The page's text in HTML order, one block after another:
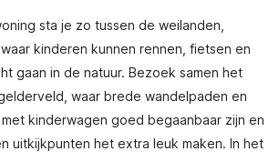
sta je zo tussen de weilanden,
kinderen kunnen rennen, fietsen en
gaan in de natuur. Bezoek samen het
waar brede wandelpaden en
kinderwagen goed begaanbaar zijn en
uitkijkpunten het extra leuk maken. In het